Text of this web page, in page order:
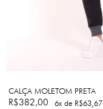
CALÇA MOLETOM PRETA
R$382,00 6x de R$63,67